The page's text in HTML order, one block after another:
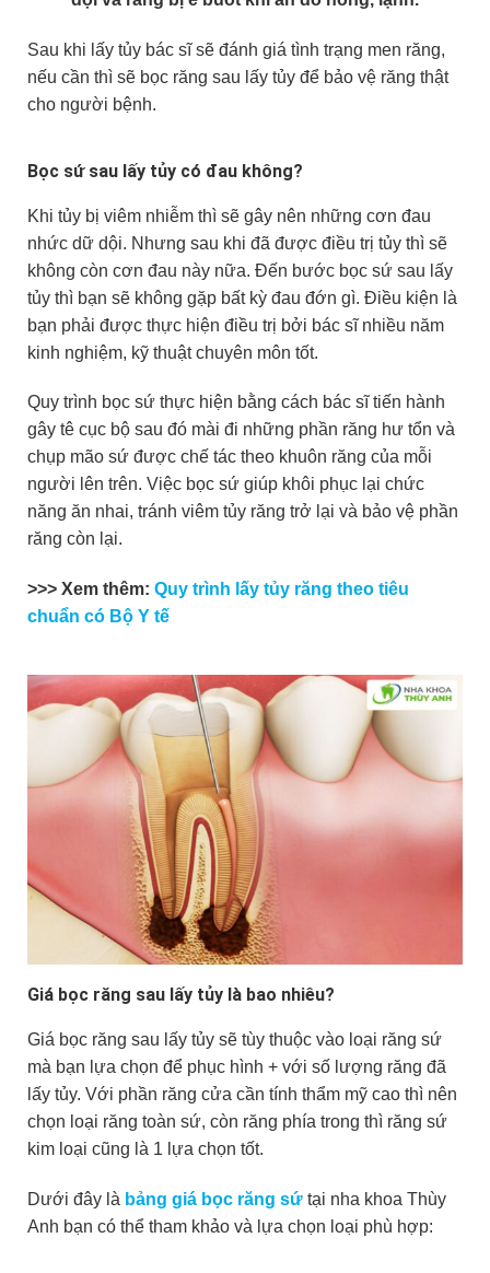
Sau khi lấy tủy bác sĩ sẽ đánh giá tình trạng men răng,
nếu cần thì sẽ bọc răng sau lấy tủy để bảo vệ răng thật
cho người bệnh.
Bọc sứ sau lấy tủy có đau không?
Khi tủy bị viêm nhiễm thì sẽ gây nên những cơn đau
nhức dữ dội. Nhưng sau khi đã được điều trị tủy thì sẽ
không còn cơn đau này nữa. Đến bước bọc sứ sau lấy
tủy thì bạn sẽ không gặp bất kỳ đau đớn gì. Điều kiện là
bạn phải được thực hiện điều trị bởi bác sĩ nhiều năm
kinh nghiệm, kỹ thuật chuyên môn tốt.
Quy trình bọc sứ thực hiện bằng cách bác sĩ tiến hành
gây tê cục bộ sau đó mài đi những phần răng hư tổn và
chụp mão sứ được chế tác theo khuôn răng của mỗi
người lên trên. Việc bọc sứ giúp khôi phục lại chức
năng ăn nhai, tránh viêm tủy răng trở lại và bảo vệ phần
răng còn lại.
>>> Xem thêm: Quy trình lấy tủy răng theo tiêu
chuẩn có Bộ Y tế
Giá bọc răng sau lấy tủy là bao nhiêu?
Giá bọc răng sau lấy tủy sẽ tùy thuộc vào loại răng sứ
mà bạn lựa chọn để phục hình + với số lượng răng đã
lấy tủy. Với phần răng cửa cần tính thẩm mỹ cao thì nên
chọn loại răng toàn sứ, còn răng phía trong thì răng sứ
kim loại cũng là 1 lựa chọn tốt.
Dưới đây là bảng giá bọc răng sứ tại nha khoa Thùy
Anh bạn có thể tham khảo và lựa chọn loại phù hợp: